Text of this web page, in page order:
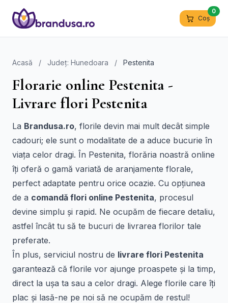
Coș
0
Acasă / Județ: Hunedoara / Pestenita
Florarie online Pestenita -
Livrare flori Pestenita
La Brandusa.ro, florile devin mai mult decât simple
cadouri; ele sunt o modalitate de a aduce bucurie în
viața celor dragi. În Pestenita, florăria noastră online
îți oferă o gamă variată de aranjamente florale,
perfect adaptate pentru orice ocazie. Cu opțiunea
de a comandă flori online Pestenita, procesul
devine simplu și rapid. Ne ocupăm de fiecare detaliu,
astfel încât tu să te bucuri de livrarea florilor tale
preferate.
În plus, serviciul nostru de livrare flori Pestenita
garantează că florile vor ajunge proaspete și la timp,
direct la ușa ta sau a celor dragi. Alege florile care îți
plac și lasă-ne pe noi să ne ocupăm de restul!